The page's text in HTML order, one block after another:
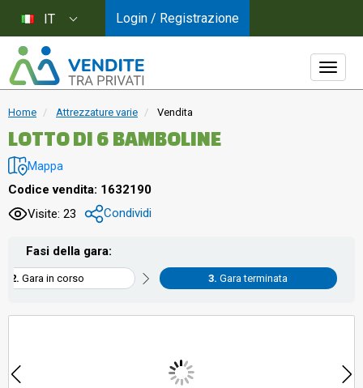
Home Attrezzature varie Vendita
LOTTO DI 6 BAMBOLINE
Mappa
Codice vendita: 1632190
Visite: 23
Condividi
Fasi della gara:
Gara in corso Gara terminata
IT Login / Registrazione